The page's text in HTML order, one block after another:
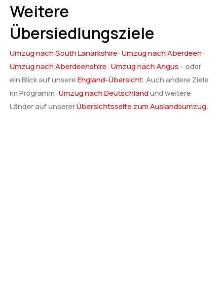
Weitere
Übersiedlungsziele
Umzug nach South Lanarkshire ·Umzug nach Aberdeen·
Umzug nach Aberdeenshire ·Umzug nach Angus – oder
ein Blick auf unsereEngland-Übersicht. Auch andere Ziele
im Programm: Umzug nach Deutschlandund weitere
Länder auf unsererÜbersichtsseite zum Auslandsumzug.